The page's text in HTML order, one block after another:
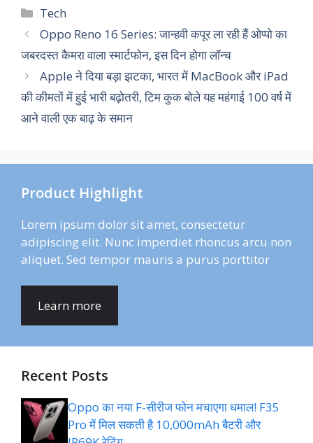
Categories
Tech
Oppo Reno 16 Series: जान्हवी कपूर ला रही हैं ओप्पो का
जबरदस्त कैमरा वाला स्मार्टफोन, इस दिन होगा लॉन्च
Apple ने दिया बड़ा झटका, भारत में MacBook और iPad
की कीमतों में हुई भारी बढ़ोतरी, टिम कुक बोले यह महंगाई 100 वर्ष में
आने वाली एक बाढ़ के समान
Product Highlight
Lorem ipsum dolor sit amet, consectetur
adipiscing elit. Nunc imperdiet rhoncus arcu non
aliquet. Sed tempor mauris a purus porttitor
Learn more
Recent Posts
Oppo का नया F-सीरीज फोन मचाएगा धमाल! F35
Pro में मिल सकती है 10,000mAh बैटरी और